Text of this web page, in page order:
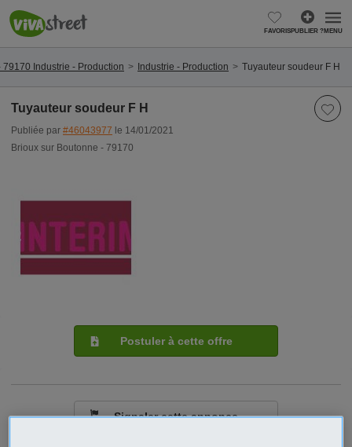
FAVORISPUBLIER ?MENU
Industrie - Production Industrie - Production Tuyauteur soudeur F H
Tuyauteur soudeur F H
Publiée par #46043977 le 14/01/2021
Brioux sur Boutonne - 79170
Postuler à cette offre
Signaler cette annonce